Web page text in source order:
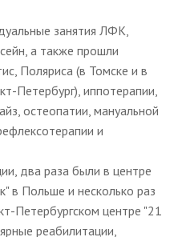
занятия ЛФК,
а также прошли
Поляриса (в Томске и в
Петербург), иппотерапии,
остеопатии, мануальной
и
два раза были в центре
в Польше и несколько раз
Петербургском центре "21
реабилитации,